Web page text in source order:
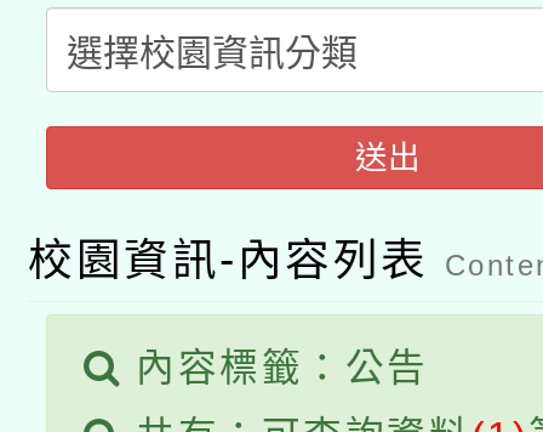
月28日止
動」
開 智慧啟航」
「2026桃園藝術巡演
關事宜
轉知教育部國民及學前
國立臺灣師範大學辦
業成長研習」實施計畫
函轉國家教育研究院
族教育國際趨勢與發展
新北市政府教育局辦理
師專業成長研習實施計
方素養工作坊新北場」
函轉國立臺灣師範大學
「族語學習班」招生簡
轉知有關國立成功大學
文教學共融平台-教案
教育部國民及學前教育
送出
校園資訊-內容列表
內容標籤：公告